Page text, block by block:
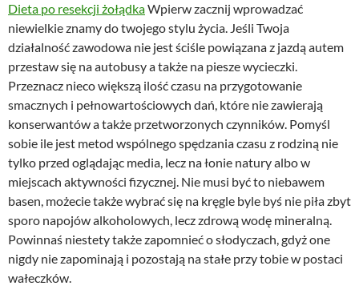
Dieta po resekcji żołądkaWpierw zacznij wprowadzać
niewielkie znamy do twojego stylu życia. Jeśli Twoja
działalność zawodowa nie jest ściśle powiązana z jazdą autem
przestaw się na autobusy a także na piesze wycieczki.
Przeznacz nieco większą ilość czasu na przygotowanie
smacznych i pełnowartościowych dań, które nie zawierają
konserwantów a także przetworzonych czynników. Pomyśl
sobie ile jest metod wspólnego spędzania czasu z rodziną nie
tylko przed oglądając media, lecz na łonie natury albo w
miejscach aktywności fizycznej. Nie musi być to niebawem
basen, możecie także wybrać się na kręgle byle byś nie piła zbyt
sporo napojów alkoholowych, lecz zdrową wodę mineralną.
Powinnaś niestety także zapomnieć o słodyczach, gdyż one
nigdy nie zapominają i pozostają na stałe przy tobie w postaci
wałeczków.